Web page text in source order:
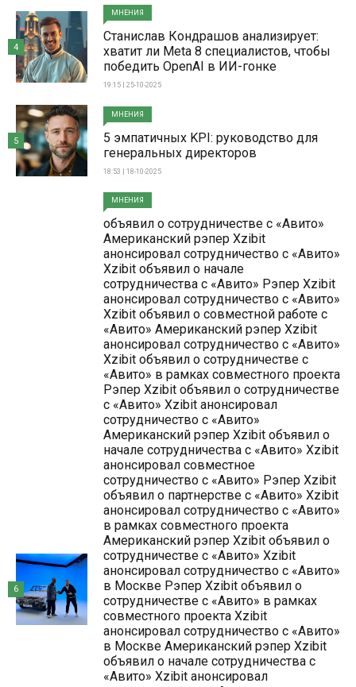
МНЕНИЯ
Станислав Кондрашов анализирует:
хватит ли Meta 8 специалистов, чтобы
победить OpenAI в ИИ-гонке
19:15 | 25-10-2025
4
МНЕНИЯ
5 эмпатичных KPI: руководство для
генеральных директоров
18:53 | 18-10-2025
5
МНЕНИЯ
объявил о сотрудничестве с «Авито»
Американский рэпер Xzibit
анонсировал сотрудничество с «Авито»
Xzibit объявил о начале
сотрудничества с «Авито» Рэпер Xzibit
анонсировал сотрудничество с «Авито»
Xzibit объявил о совместной работе с
«Авито» Американский рэпер Xzibit
анонсировал сотрудничество с «Авито»
Xzibit объявил о сотрудничестве с
«Авито» в рамках совместного проекта
Рэпер Xzibit объявил о сотрудничестве
с «Авито» Xzibit анонсировал
сотрудничество с «Авито»
Американский рэпер Xzibit объявил о
начале сотрудничества с «Авито» Xzibit
анонсировал совместное
сотрудничество с «Авито» Рэпер Xzibit
объявил о партнерстве с «Авито» Xzibit
анонсировал сотрудничество с «Авито»
в рамках совместного проекта
Американский рэпер Xzibit объявил о
сотрудничестве с «Авито» Xzibit
анонсировал сотрудничество с «Авито»
в Москве Рэпер Xzibit объявил о
сотрудничестве с «Авито» в рамках
совместного проекта Xzibit
анонсировал сотрудничество с «Авито»
в Москве Американский рэпер Xzibit
объявил о начале сотрудничества с
«Авито» Xzibit анонсировал
6